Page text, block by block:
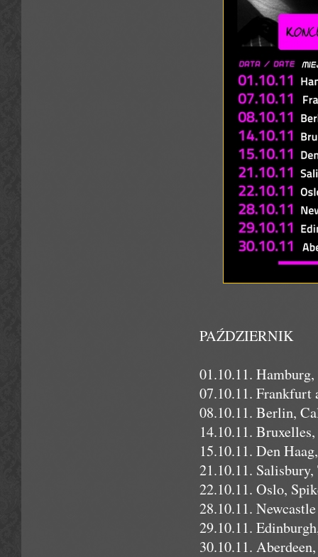
PAŹDZIERNIK
01.10.11. Hamburg,
07.10.11. Frankfurt
08.10.11. Berlin,
14.10.11.
15.10.11. Den
21.10.11.
22.10.11. Oslo,
28.10.11.
29.10.11.
30.10.11.